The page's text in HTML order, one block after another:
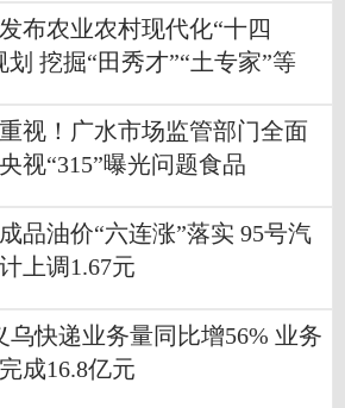
布农业农村现代化“十四
划 挖掘“田秀才”“土专家”等
视！广水市场监管部门全面
视“315”曝光问题食品
品油价“六连涨”落实 95号汽
上调1.67元
乌快递业务量同比增56% 业务
成16.8亿元